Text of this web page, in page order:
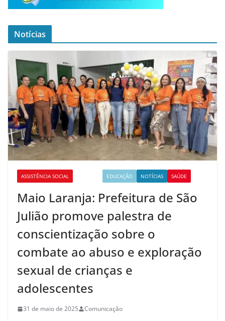
Notícias
ASSISTÊNCIA SOCIAL EDUCAÇÃO NOTÍCIAS SAÚDE
Maio Laranja: Prefeitura de São
Julião promove palestra de
conscientização sobre o
combate ao abuso e exploração
sexual de crianças e
adolescentes
31 de maio de 2025 Comunicação